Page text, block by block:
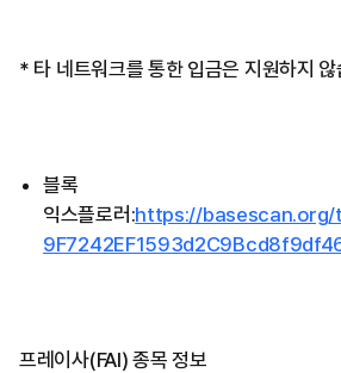
* 타 네트워크를 통한 입금은 지원하지 않
블록
익스플로러:https://
프레이사(FAI) 종목 정보